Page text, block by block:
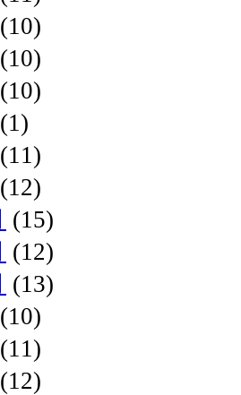
(10)
(10)
(10)
(1)
(11)
(12)
(15)
(12)
(13)
(10)
(11)
(12)